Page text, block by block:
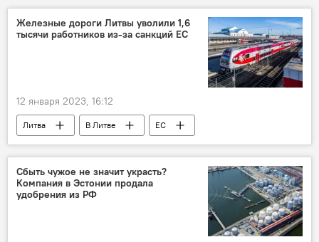
Железные дороги Литвы уволили 1,6
тысячи работников из-за санкций ЕС
12 января 2023, 16:12
Литва В Литве
ЕС
санкции
"Литовские железные дороги"
увольнения
Сбыть чужое не значит украсть?
Компания в Эстонии продала
удобрения из РФ